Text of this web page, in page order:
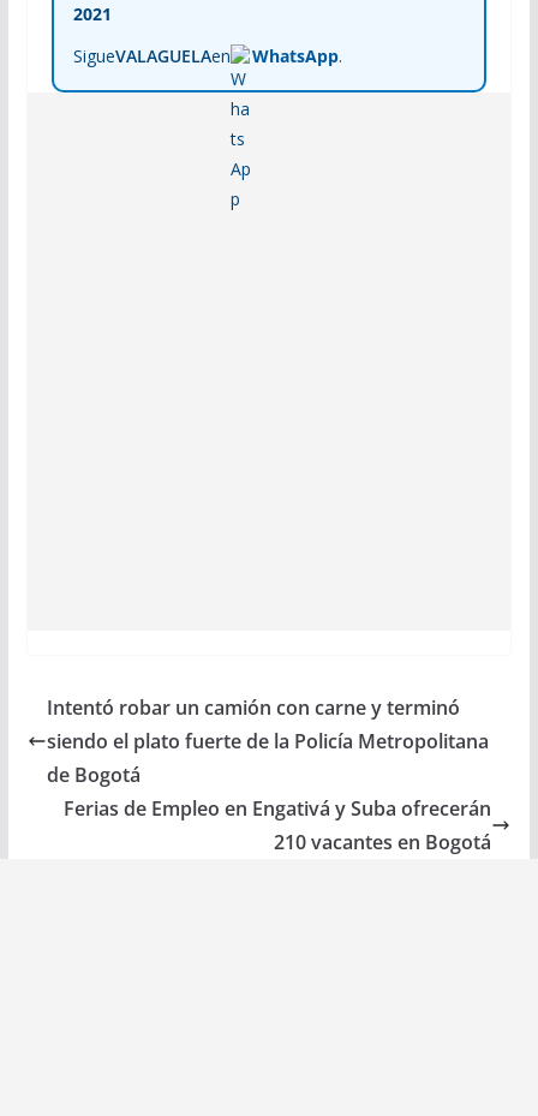
2021
SigueVALAGUELAen WhatsApp.
Intentó robar un camión con carne y terminó
siendo el plato fuerte de la Policía Metropolitana
de Bogotá
Ferias de Empleo en Engativá y Suba ofrecerán
210 vacantes en Bogotá